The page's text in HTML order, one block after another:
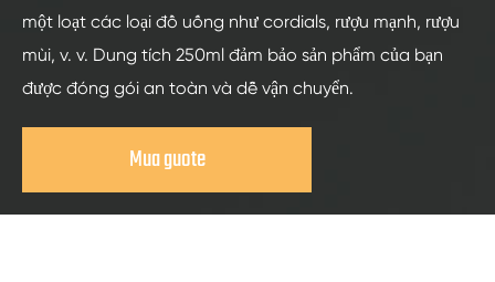
một loạt các loại đồ uống như cordials, rượu mạnh, rượu
mùi, v. v. Dung tích 250ml đảm bảo sản phẩm của bạn
được đóng gói an toàn và dễ vận chuyển.
Mua guote